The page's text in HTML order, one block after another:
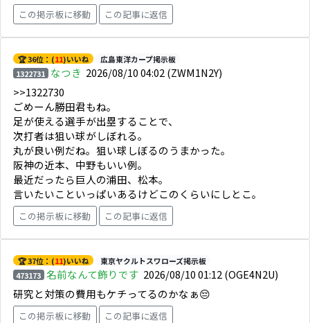
この掲示板に移動 この記事に返信
🏆 36位：(11)いいね
広島東洋カープ掲示板
1322731 なつき 2026/08/10 04:02(ZWM1N2Y)
>>1322730
ごめーん勝田君もね。
足が使える選手が出塁することで、
次打者は狙い球がしぼれる。
丸が良い例だね。狙い球しぼるのうまかった。
阪神の近本、中野もいい例。
最近だったら巨人の浦田、松本。
言いたいこといっぱいあるけどこのくらいにしとこ。
この掲示板に移動 この記事に返信
🏆 37位：(11)いいね
東京ヤクルトスワローズ掲示板
473173 名前なんて飾りです 2026/08/10 01:12(OGE4N2U)
研究と対策の費用もケチってるのかなぁ😔
この掲示板に移動 この記事に返信